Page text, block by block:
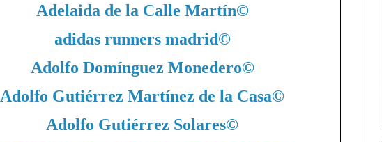
Adelaida de la Calle Martín©
adidas runners madrid©
Adolfo Domínguez Monedero©
Adolfo Gutiérrez Martínez de la Casa©
Adolfo Gutiérrez Solares©